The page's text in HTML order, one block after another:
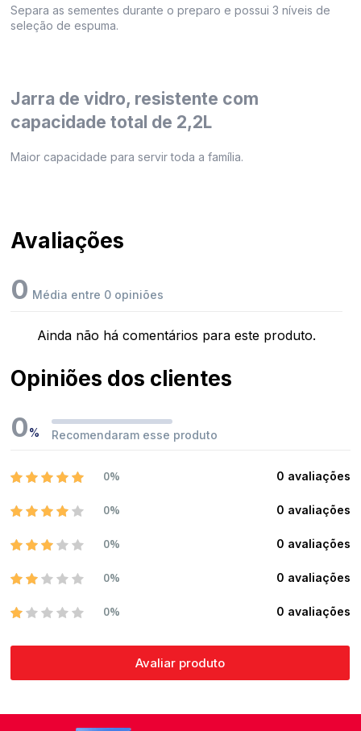
Separa as sementes durante o preparo e possui 3 níveis de
seleção de espuma.
Jarra de vidro, resistente com
capacidade total de 2,2L
Maior capacidade para servir toda a família.
Avaliações
0 Média entre 0 opiniões
Ainda não há comentários para este produto.
Opiniões dos clientes
0% Recomendaram esse produto
0% 0 avaliações
0% 0 avaliações
0% 0 avaliações
0% 0 avaliações
0% 0 avaliações
Avaliar produto